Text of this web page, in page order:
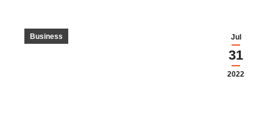
Jul
31
2022
Business